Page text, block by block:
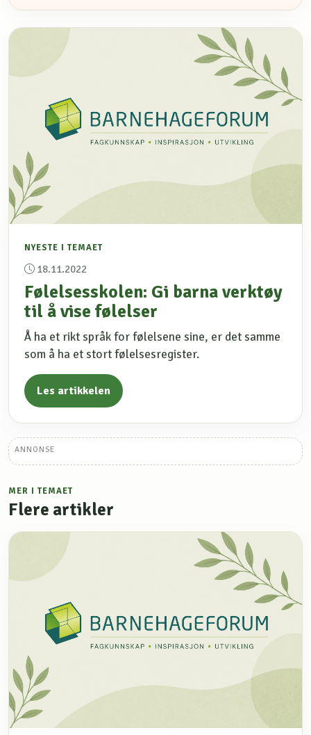
NYESTE I TEMAET
18.11.2022
Følelsesskolen: Gi barna verktøy
til å vise følelser
Å ha et rikt språk for følelsene sine, er det samme
som å ha et stort følelsesregister.
Les artikkelen
ANNONSE
MER I TEMAET
Flere artikler